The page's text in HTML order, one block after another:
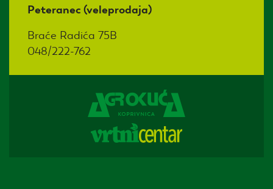
Peteranec (veleprodaja)
Braće Radića 75B
048/222-762